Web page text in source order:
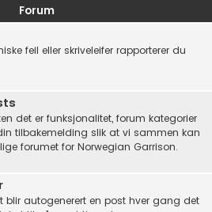
c
Forum
feil eller skriveleifer rapporterer du
det er funksjonalitet, forum kategorier
tilbakemelding slik at vi sammen kan
forumet for Norwegian Garrison.
blir autogenerert en post hver gang det